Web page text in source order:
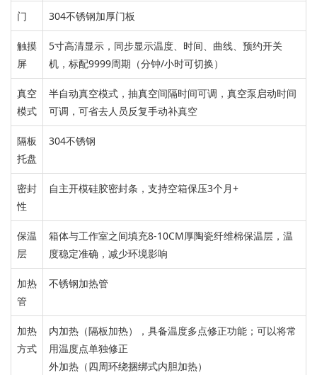
门 304不锈钢加厚门板
触摸
屏
5寸高清显示， 同步显示温度、时间、曲线、预约开关
机，标配9999周期（分钟/小时可切换）
真空
模式
半自动真空模式 ， 抽真空间隔时间可调，真空泵启动时间
可调，可省去人员反复手动补真空
隔板
托盘
304不锈钢
密封
性
自主开模硅胶密封条， 支持空箱保压3个月+
保温
层
箱体与工作室之间填充8-10CM厚陶瓷纤维棉保温层， 温
度稳定准确，减少环境影响
加热
管
不锈钢加热管
加热
方式
内加热（隔板加热），具备温度多点修正功能； 可以将常
用温度点单独修正
外加热（四周环绕捆绑式内胆加热）